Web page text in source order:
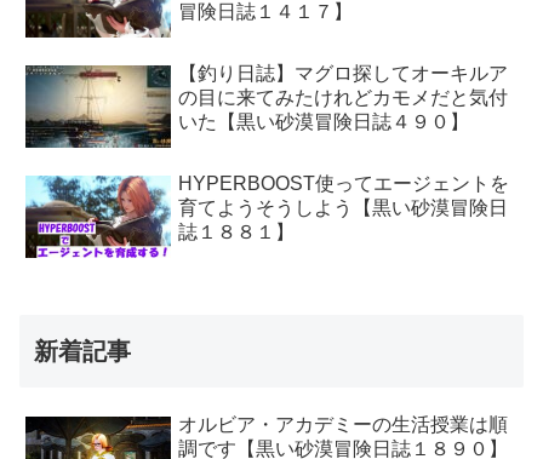
冒険日誌１４１７】
【釣り日誌】マグロ探してオーキルア
の目に来てみたけれどカモメだと気付
いた【黒い砂漠冒険日誌４９０】
HYPERBOOST使ってエージェントを
育てようそうしよう【黒い砂漠冒険日
誌１８８１】
新着記事
オルビア・アカデミーの生活授業は順
調です【黒い砂漠冒険日誌１８９０】